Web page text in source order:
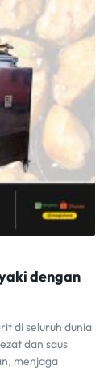
dengan
di seluruh dunia
dan saus
menjaga